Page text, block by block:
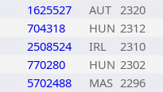
1625527 AUT 2320
704318 HUN 2312
2508524 IRL
2310
770280 HUN 2302
5702488 MAS 2296